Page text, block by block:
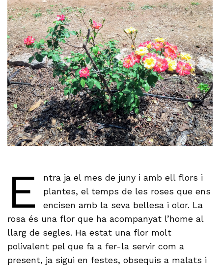
E
ntra ja el mes de juny i amb ell flors i
plantes, el temps de les roses que ens
encisen amb la seva bellesa i olor. La
rosa és una flor que ha acompanyat l’home al
llarg de segles. Ha estat una flor molt
polivalent pel que fa a fer-la servir com a
present, ja sigui en festes, obsequis a malats i